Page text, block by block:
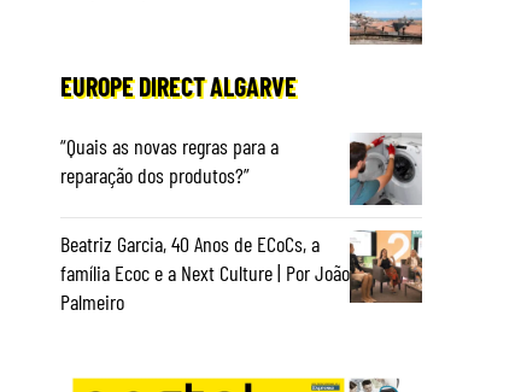
EUROPE DIRECT ALGARVE
“Quais as novas regras para a
reparação dos produtos?”
Beatriz Garcia, 40 Anos de ECoCs, a
família Ecoc e a Next Culture | Por João
Palmeiro